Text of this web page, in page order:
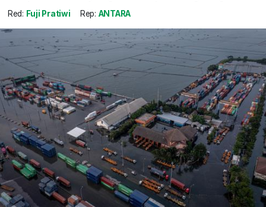
Red: Fuji Pratiwi Rep: ANTARA